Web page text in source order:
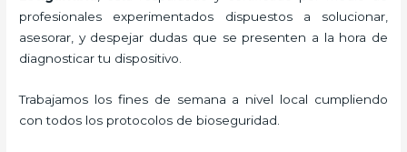
profesionales experimentados dispuestos a solucionar,
asesorar, y despejar dudas que se presenten a la hora de
diagnosticar tu dispositivo.
Trabajamos los fines de semana a nivel local cumpliendo
con todos los protocolos de bioseguridad.